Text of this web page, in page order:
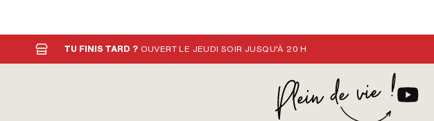
TU FINIS TARD ? OUVERT LE JEUDI SOIR JUSQU'À 20 H